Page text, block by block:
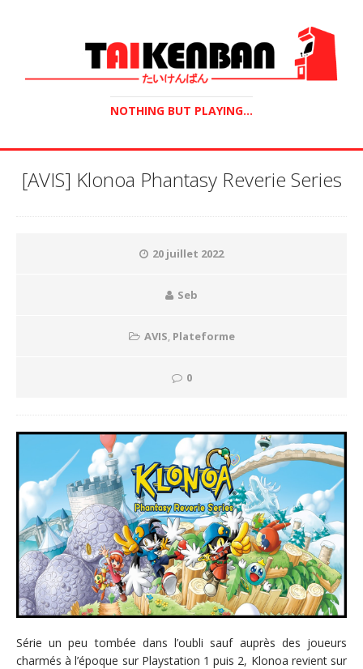
NOTHING BUT PLAYING...
[AVIS] Klonoa Phantasy Reverie Series
20 juillet 2022
Seb
AVIS, Plateforme
0
Série un peu tombée dans l’oubli sauf auprès des joueurs
charmés à l’époque sur Playstation 1 puis 2, Klonoa revient sur